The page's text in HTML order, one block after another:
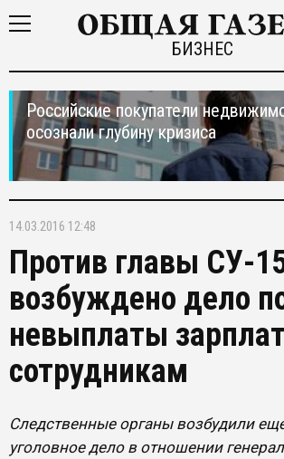
БИЗНЕС
Российские покупатели
осознали глубину кризиса
14.03.2016 12:48
Против главы СУ-
возбуждено дело
невыплаты
сотрудникам
Следственные органы возбудили
уголовное дело в отношении